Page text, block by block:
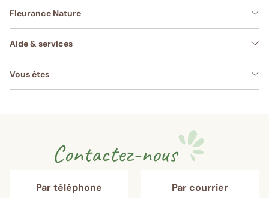
Fleurance Nature
Aide & services
Vous êtes
Contactez-nous
Par téléphone
Par courrier